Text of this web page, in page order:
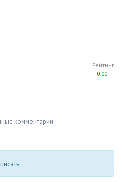
Рейтинг
0.00
комментарии